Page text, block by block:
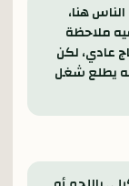
هنا،
ملاحظة
عادي، لكن
يطلع شغل